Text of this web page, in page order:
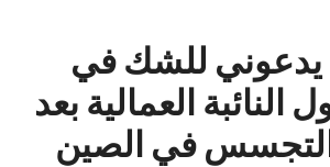
يدعوني للشك في
النائبة العمالية بعد
التجسس في الصين